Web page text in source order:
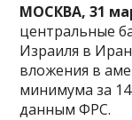
МОСКВА, 31
центральные
Израиля в
вложения в
минимума за
данным ФРС.